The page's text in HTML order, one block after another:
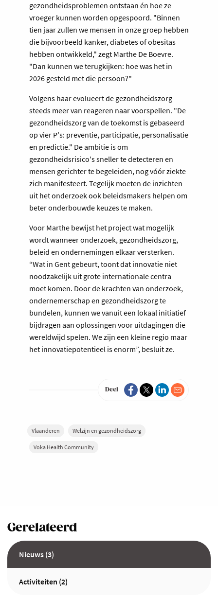
gezondheidsproblemen ontstaan én hoe ze
vroeger kunnen worden opgespoord. "Binnen
tien jaar zullen we mensen in onze groep hebben
die bijvoorbeeld kanker, diabetes of obesitas
hebben ontwikkeld," zegt Marthe De Boevre.
"Dan kunnen we terugkijken: hoe was het in
2026 gesteld met die persoon?"
Volgens haar evolueert de gezondheidszorg
steeds meer van reageren naar voorspellen. "De
gezondheidszorg van de toekomst is gebaseerd
op vier P's: preventie, participatie, personalisatie
en predictie." De ambitie is om
gezondheidsrisico's sneller te detecteren en
mensen gerichter te begeleiden, nog vóór ziekte
zich manifesteert. Tegelijk moeten de inzichten
uit het onderzoek ook beleidsmakers helpen om
beter onderbouwde keuzes te maken.
Voor Marthe bewijst het project wat mogelijk
wordt wanneer onderzoek, gezondheidszorg,
beleid en ondernemingen elkaar versterken.
“Wat in Gent gebeurt, toont dat innovatie niet
noodzakelijk uit grote internationale centra
moet komen. Door de krachten van onderzoek,
ondernemerschap en gezondheidszorg te
bundelen, kunnen we vanuit een lokaal initiatief
bijdragen aan oplossingen voor uitdagingen die
wereldwijd spelen. We zijn een kleine regio maar
het innovatiepotentieel is enorm”, besluit ze.
Deel
Vlaanderen Welzijn en gezondheidszorg
Voka Health Community
Gerelateerd
Nieuws (3)
Activiteiten (2)